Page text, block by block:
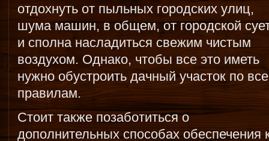
отдохнуть от пыльных городских улиц,
шума машин, в общем, от городской
и сполна насладиться свежим чистым
воздухом. Однако, чтобы все это иметь
нужно обустроить дачный участок по
правилам.
Стоит также позаботиться о
дополнительных способах